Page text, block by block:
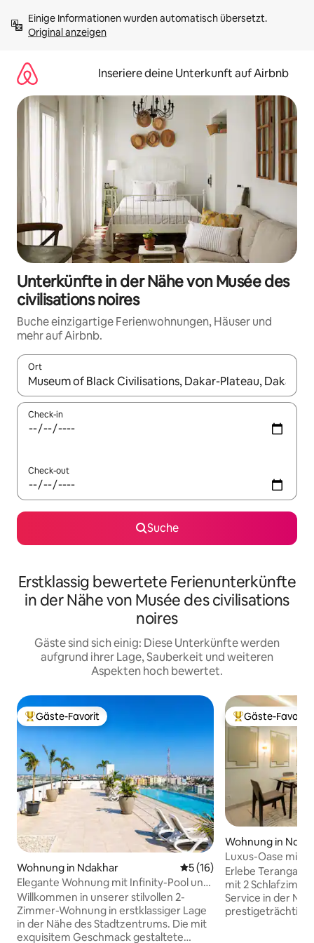
Inhalten
springenOriginal anzeigen
Inseriere deine Unterkunft auf Airbnb
Unterkünfte in der Nähe von Musée des
civilisations noires
Buche einzigartige Ferienwohnungen, Häuser und
mehr auf Airbnb.
Ort
Wenn Ergebnisse verfügbar sind, navigiere mit den
Check-in
Check-out
Suche
Erstklassig bewertete Ferienunterkünfte
in der Nähe von Musée des civilisations
noires
Gäste sind sich einig: Diese Unterkünfte werden
aufgrund ihrer Lage, Sauberkeit und weiteren
Aspekten hoch bewertet.
Beliebter Gäste-Favorit.
Gäste-Favorit
Wohnung in Ndakhar Durchschnittliche
5 (16)
Elegante Wohnung mit Infinity-Pool und
Fitnessraum, Sicherheit rund um die Uhr
Willkommen in unserer stilvollen 2-
Zimmer-Wohnung in erstklassiger Lage
in der Nähe des Stadtzentrums. Die mit
exquisitem Geschmack gestaltete
Beliebter Gäste-
Gäste-Favorit
Wohnung in
Luxus-Oase mit
inklusive
Erlebe Teranga
mit 2
Service in der